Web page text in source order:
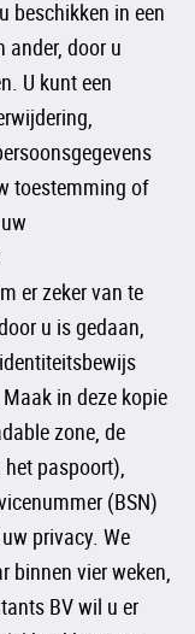
beschikken in een
ander, door u
U kunt een
toestemming of
er zeker van te
u is gedaan,
in deze kopie
zone, de
paspoort),
(BSN)
privacy. We
binnen vier weken,
BV wil u er